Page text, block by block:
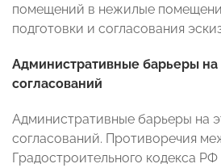
помещений в нежилые
подготовки и согласования
Административные барьеры на
согласований
Административные барьеры на
согласований. Противоречия
Градостроительного кодекса РФ